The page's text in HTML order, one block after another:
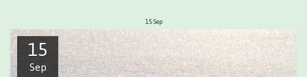
15Sep
15
Sep